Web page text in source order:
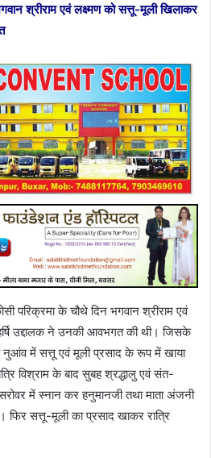
श्रीराम एवं लक्ष्मण को सत्तू-मूली खिलाकर
परिक्रमा के चौथे दिन भगवान श्रीराम एवं
उद्दालक ने उनकी आवभगत की थी। जिसके
नुआंव में सत्तू एवं मूली प्रसाद के रूप में खाया
विश्राम के बाद सुबह श्रद्धालु एवं संत-
में स्नान कर हनुमानजी तथा माता अंजनी
सत्तू-मूली का प्रसाद खाकर रात्रि